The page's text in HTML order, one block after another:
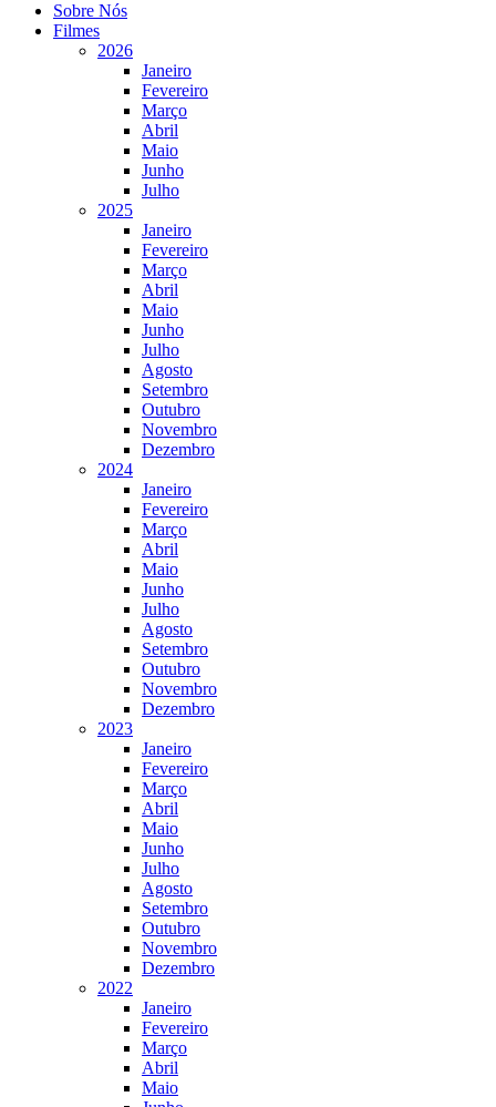
Sobre Nós
Filmes
2026
Janeiro
Fevereiro
Março
Abril
Maio
Junho
Julho
2025
Janeiro
Fevereiro
Março
Abril
Maio
Junho
Julho
Agosto
Setembro
Outubro
Novembro
Dezembro
2024
Janeiro
Fevereiro
Março
Abril
Maio
Junho
Julho
Agosto
Setembro
Outubro
Novembro
Dezembro
2023
Janeiro
Fevereiro
Março
Abril
Maio
Junho
Julho
Agosto
Setembro
Outubro
Novembro
Dezembro
2022
Janeiro
Fevereiro
Março
Abril
Maio